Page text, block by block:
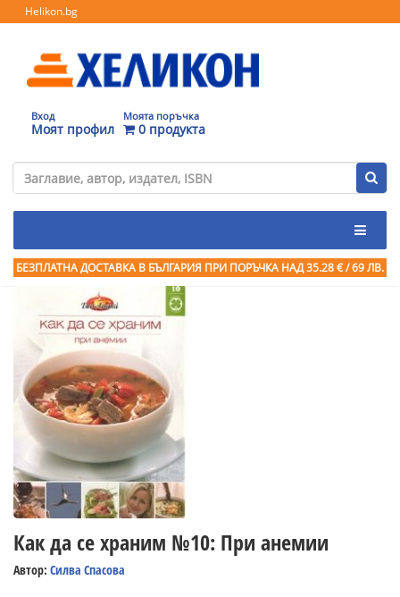
Helikon.bg
Вход
Моят профил
Моята поръчка
0 продукта
БЕЗПЛАТНА ДОСТАВКА В БЪЛГАРИЯ ПРИ ПОРЪЧКА НАД 35.28 € / 69 ЛВ.
Как да се храним №10: При анемии
Автор: Силва Спасова